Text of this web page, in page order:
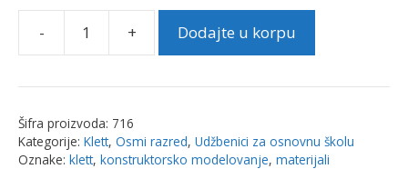
-
Tehnika
tehnologija
materijali
+ Dodajte u korpu
Šifra proizvoda: 716
Kategorije: Klett, Osmi razred, Udžbenici za osnovnu školu
Oznake: klett, konstruktorsko modelovanje, materijali